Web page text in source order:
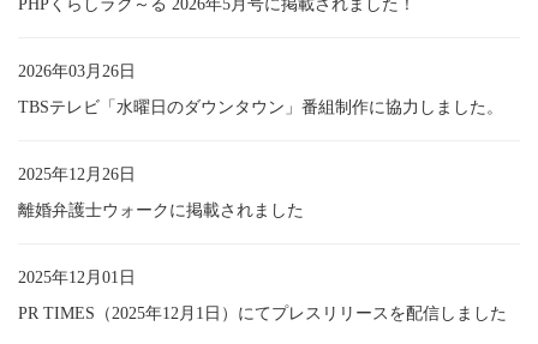
PHPくらしラク～る 2026年5月号に掲載されました！
2026年03月26日
TBSテレビ「水曜日のダウンタウン」番組制作に協力しました。
2025年12月26日
離婚弁護士ウォークに掲載されました
2025年12月01日
PR TIMES（2025年12月1日）にてプレスリリースを配信しました